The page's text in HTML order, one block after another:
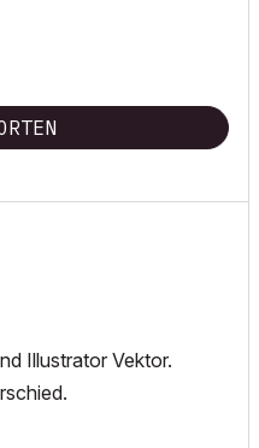
Illustrator Vektor.